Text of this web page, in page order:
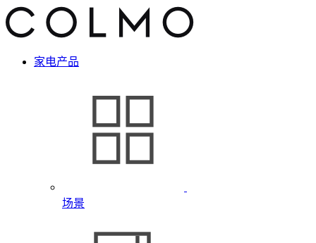
家电产品
场景